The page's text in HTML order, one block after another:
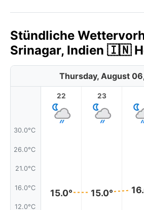
Stündliche
Srinagar, Indien 🇮🇳
Thursday, August
30.0°C
26.0°C
21.0°C
16.0°C
12.0°C
22
15.0°
23
15.0°